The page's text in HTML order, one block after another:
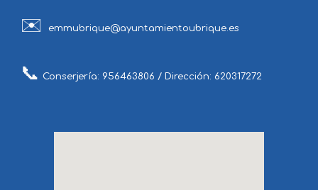
✉️emmubrique@ayuntamientoubrique.es
📞 Conserjería: 956463806 / Dirección: 620317272